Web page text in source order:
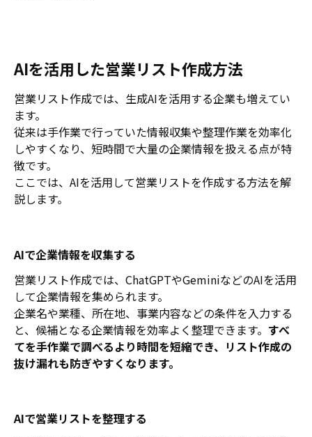
AIを活用した営業リスト作成方法
営業リスト作成では、生成AIを活用する企業も増えてい
ます。
従来は手作業で行っていた情報収集や整理作業を効率化
しやすくなり、短時間で大量の企業情報を扱える点が特
徴です。
ここでは、AIを活用して営業リストを作成する方法を解
説します。
AIで企業情報を収集する
営業リスト作成では、ChatGPTやGeminiなどのAIを活用
して企業情報を集められます。
企業名や業種、所在地、事業内容などの条件を入力する
と、候補となる企業情報を効率よく整理できます。 すべ
てを手作業で調べるより時間を短縮でき、リスト作成の
抜け漏れも防ぎやすくなります。
AIで営業リストを整理する